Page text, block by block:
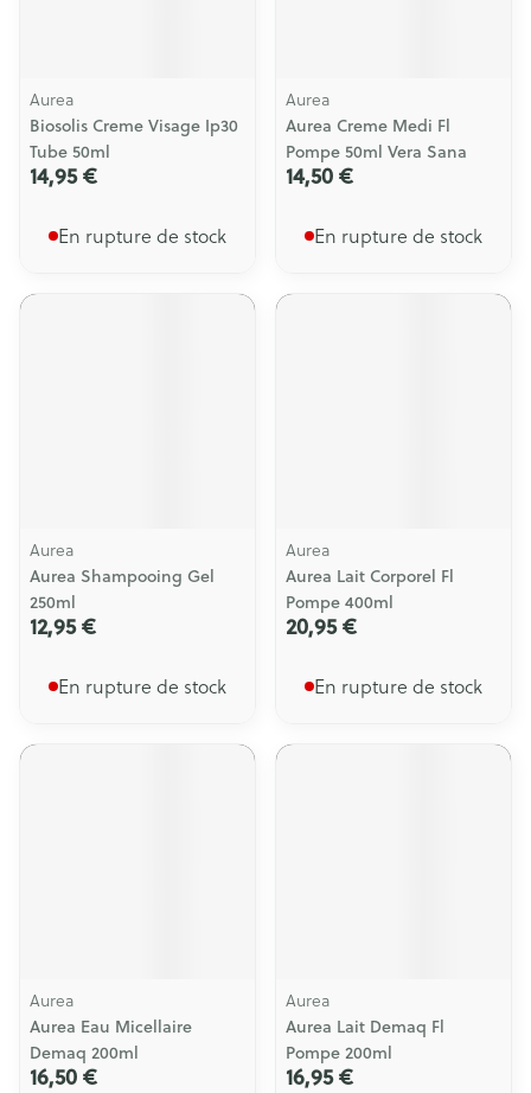
Aurea
Biosolis Creme Visage Ip30
Tube 50ml
14,95 €
En rupture de stock
Aurea
Aurea Creme Medi Fl
Pompe 50ml Vera Sana
14,50 €
En rupture de stock
Aurea
Aurea Shampooing Gel
250ml
12,95 €
En rupture de stock
Aurea
Aurea Lait Corporel Fl
Pompe 400ml
20,95 €
En rupture de stock
Aurea
Aurea Eau Micellaire
Demaq 200ml
16,50 €
Aurea
Aurea Lait Demaq Fl
Pompe 200ml
16,95 €